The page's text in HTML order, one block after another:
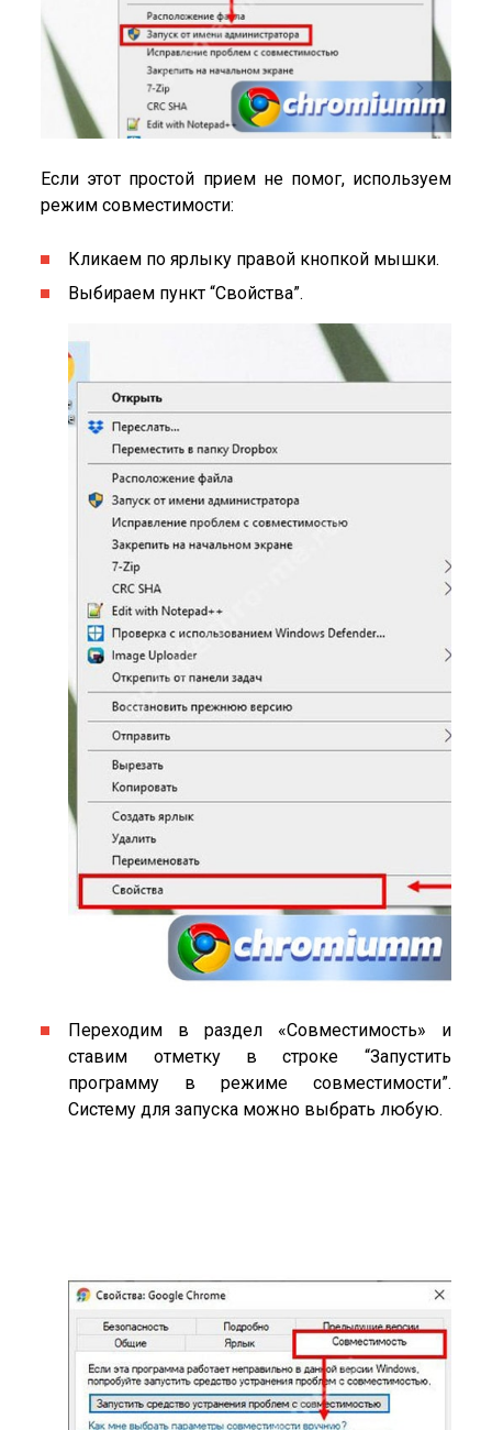
Если этот простой прием не помог, используем
режим совместимости:
Кликаем по ярлыку правой кнопкой мышки.
Выбираем пункт “Свойства”.
Переходим в раздел «Совместимость» и
ставим отметку в строке “Запустить
программу в режиме совместимости”.
Систему для запуска можно выбрать любую.